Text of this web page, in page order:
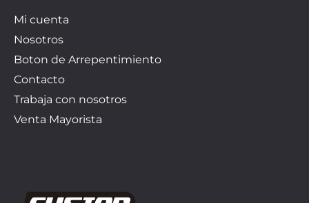
Mi cuenta
Nosotros
Boton de Arrepentimiento
Contacto
Trabaja con nosotros
Venta Mayorista